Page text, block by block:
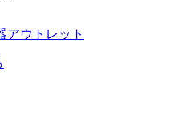
アウトレット